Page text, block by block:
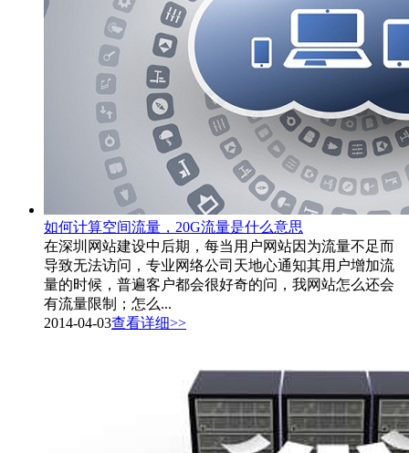
如何计算空间流量，20G流量是什么意思
在深圳网站建设中后期，每当用户网站因为流量不足而
导致无法访问，专业网络公司天地心通知其用户增加流
量的时候，普遍客户都会很好奇的问，我网站怎么还会
有流量限制；怎么...
2014-04-03查看详细>>